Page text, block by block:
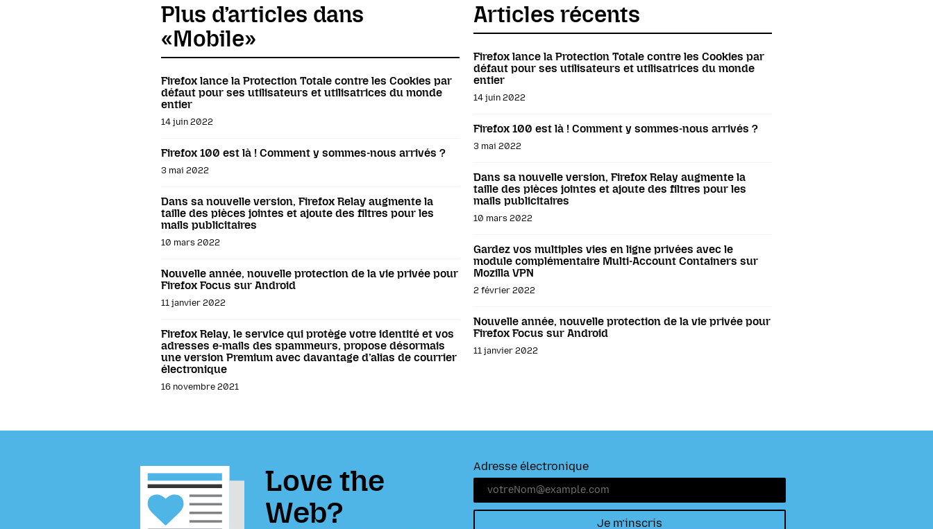
Plus d’articles dans
«Mobile»
Firefox lance la Protection Totale contre les Cookies par
défaut pour ses utilisateurs et utilisatrices du monde
entier
14 juin 2022
Firefox 100 est là ! Comment y sommes-nous arrivés ?
3 mai 2022
Dans sa nouvelle version, Firefox Relay augmente la
taille des pièces jointes et ajoute des filtres pour les
mails publicitaires
10 mars 2022
Nouvelle année, nouvelle protection de la vie privée pour
Firefox Focus sur Android
11 janvier 2022
Firefox Relay, le service qui protège votre identité et vos
adresses e-mails des spammeurs, propose désormais
une version Premium avec davantage d’alias de courrier
électronique
16 novembre 2021
Articles récents
Firefox lance la Protection Totale contre les Cookies par
défaut pour ses utilisateurs et utilisatrices du monde
entier
14 juin 2022
Firefox 100 est là ! Comment y sommes-nous arrivés ?
3 mai 2022
Dans sa nouvelle version, Firefox Relay augmente la
taille des pièces jointes et ajoute des filtres pour les
mails publicitaires
10 mars 2022
Gardez vos multiples vies en ligne privées avec le
module complémentaire Multi-Account Containers sur
Mozilla VPN
2 février 2022
Nouvelle année, nouvelle protection de la vie privée pour
Firefox Focus sur Android
11 janvier 2022
Love the
Web?
Adresse électronique
Je m’inscris